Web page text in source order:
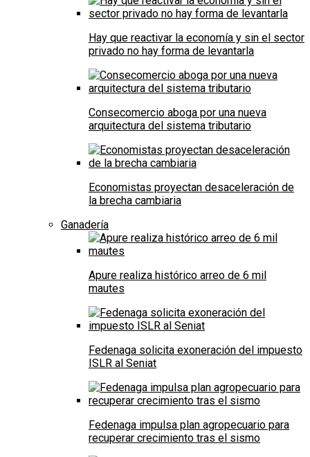
Hay que reactivar la economía y sin el sector
privado no hay forma de levantarla
Consecomercio aboga por una nueva
arquitectura del sistema tributario
Economistas proyectan desaceleración de
la brecha cambiaria
Ganadería
Apure realiza histórico arreo de 6 mil
mautes
Fedenaga solicita exoneración del impuesto
ISLR al Seniat
Fedenaga impulsa plan agropecuario para
recuperar crecimiento tras el sismo